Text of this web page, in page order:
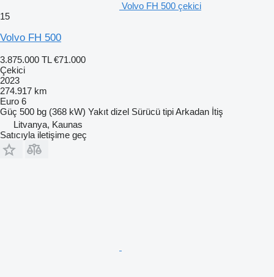
Volvo FH 500 çekici
15
Volvo FH 500
3.875.000 TL €71.000
Çekici
2023
274.917 km
Euro 6
Güç 500 bg (368 kW) Yakıt dizel Sürücü tipiArkadan İtiş
Litvanya, Kaunas
Satıcıyla iletişime geç